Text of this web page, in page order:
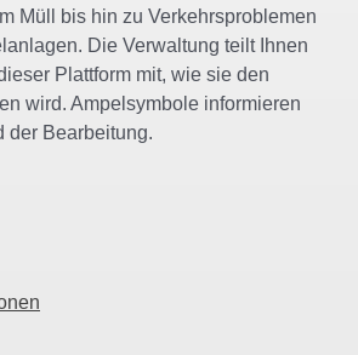
Müll bis hin zu Verkehrsproblemen
Die Verwaltung teilt Ihnen
Plattform mit, wie sie den
wird. Ampelsymbole informieren
der Bearbeitung.